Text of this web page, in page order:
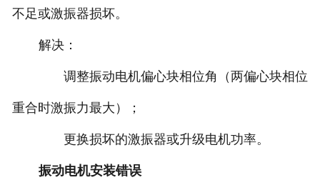
不足或激振器损坏‌。
‌解决‌：
调整振动电机偏心块相位角（两偏心块相位
重合时激振力最大）‌；
更换损坏的激振器或升级电机功率‌。
‌振动电机安装错误‌